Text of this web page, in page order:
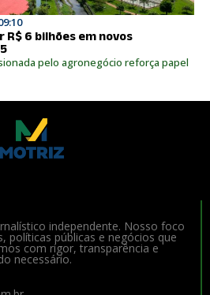
R$ 6 bilhões em novos
pelo agronegócio reforça papel
independente. Nosso foco
políticas públicas e negócios que
com rigor, transparência e
necessário.